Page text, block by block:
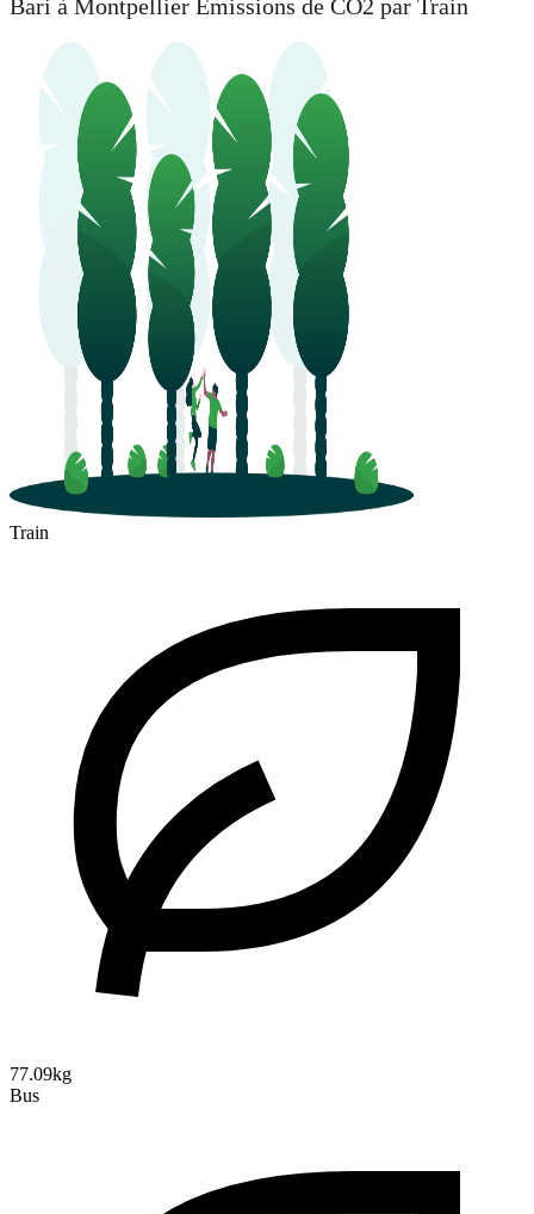
Bari à Montpellier Émissions de CO2 par Train
Train
77.09kg
Bus